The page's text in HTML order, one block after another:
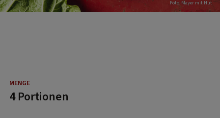
Foto: Mayer mit Hut
4 Portionen